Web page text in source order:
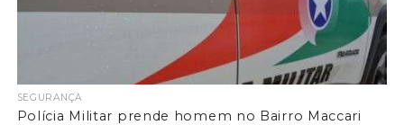
SEGURANÇA
Polícia Militar prende homem no Bairro Maccari